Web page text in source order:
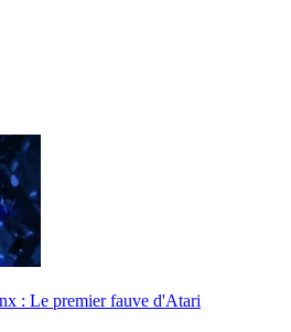
: Le premier fauve d'Atari